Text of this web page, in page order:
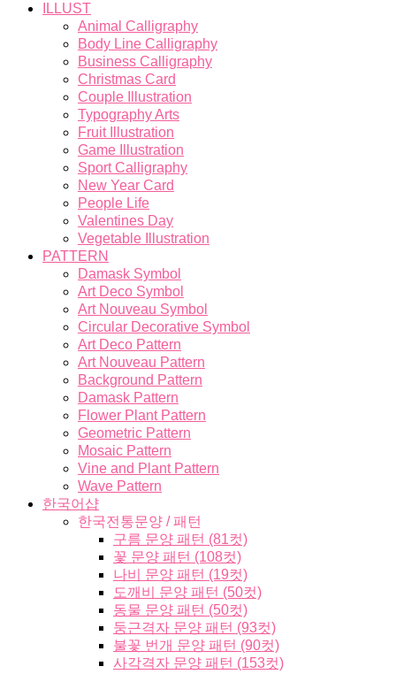
ILLUST
Animal Calligraphy
Body Line Calligraphy
Business Calligraphy
Christmas Card
Couple Illustration
Typography Arts
Fruit Illustration
Game Illustration
Sport Calligraphy
New Year Card
People Life
Valentines Day
Vegetable Illustration
PATTERN
Damask Symbol
Art Deco Symbol
Art Nouveau Symbol
Circular Decorative Symbol
Art Deco Pattern
Art Nouveau Pattern
Background Pattern
Damask Pattern
Flower Plant Pattern
Geometric Pattern
Mosaic Pattern
Vine and Plant Pattern
Wave Pattern
한국어샵
한국전통문양 / 패턴
구름 문양 패턴 (81컷)
꽃 문양 패턴 (108컷)
나비 문양 패턴 (19컷)
도깨비 문양 패턴 (50컷)
동물 문양 패턴 (50컷)
둥근격자 문양 패턴 (93컷)
불꽃 번개 문양 패턴 (90컷)
사각격자 문양 패턴 (153컷)